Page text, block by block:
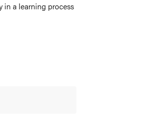
in a learning process